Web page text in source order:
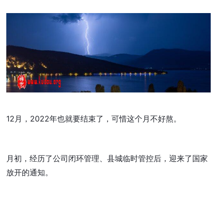
12月，2022年也就要结束了，可惜这个月不好熬。
月初，经历了公司闭环管理、县城临时管控后，迎来了国家
放开的通知。